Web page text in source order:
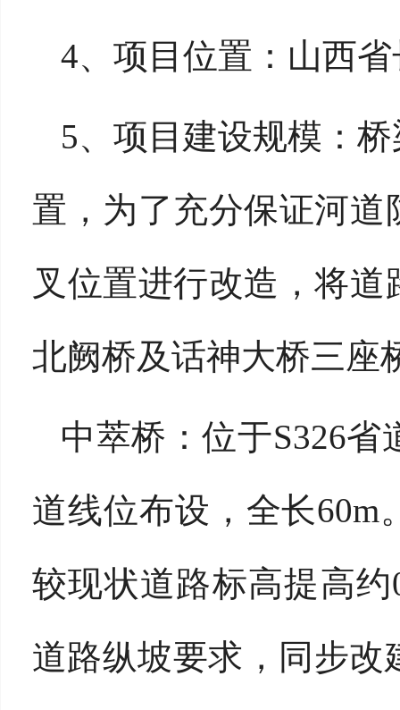
4、 项目位置： 山西
5、项目 建设规模 ：
置，为了充分保证河
叉位置进行改造，将
北阙桥及话神大桥三座
中萃桥：位于S326省
道线位布设，全长
较现状道路标高提高
道路纵坡要求，同步改